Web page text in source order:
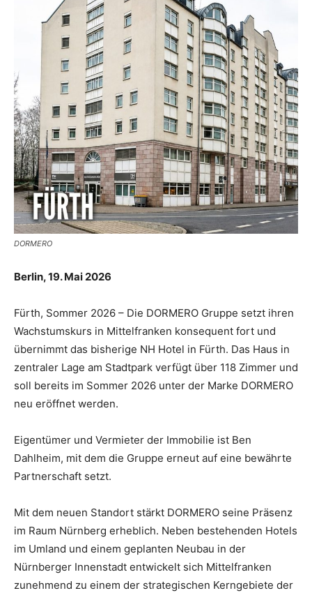
Reiseempfehlungen.
DORMERO
Berlin, 19. Mai 2026
Fürth, Sommer 2026 – Die DORMERO Gruppe setzt ihren
Wachstumskurs in Mittelfranken konsequent fort und
übernimmt das bisherige NH Hotel in Fürth. Das Haus in
zentraler Lage am Stadtpark verfügt über 118 Zimmer und
soll bereits im Sommer 2026 unter der Marke DORMERO
neu eröffnet werden.
Eigentümer und Vermieter der Immobilie ist Ben
Dahlheim, mit dem die Gruppe erneut auf eine bewährte
Partnerschaft setzt.
Mit dem neuen Standort stärkt DORMERO seine Präsenz
im Raum Nürnberg erheblich. Neben bestehenden Hotels
im Umland und einem geplanten Neubau in der
Nürnberger Innenstadt entwickelt sich Mittelfranken
zunehmend zu einem der strategischen Kerngebiete der